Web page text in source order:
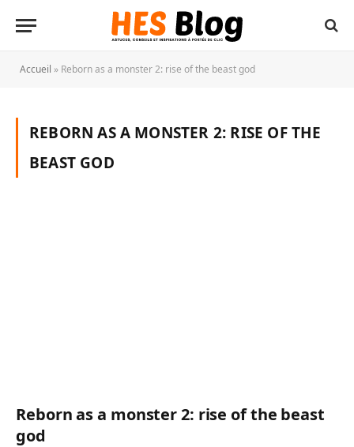
Accueil » Reborn as a monster 2: rise of the beast god
REBORN AS A MONSTER 2: RISE OF THE
BEAST GOD
Reborn as a monster 2: rise of the beast
god